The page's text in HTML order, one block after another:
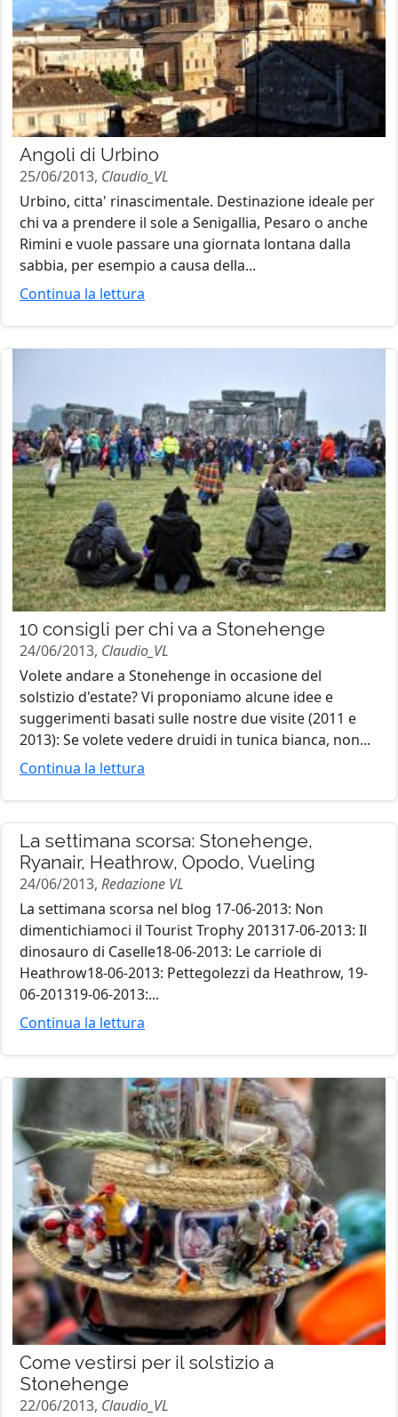
Angoli di Urbino
25/06/2013, Claudio_VL
Urbino, citta' rinascimentale. Destinazione ideale per
chi va a prendere il sole a Senigallia, Pesaro o anche
Rimini e vuole passare una giornata lontana dalla
sabbia, per esempio a causa della...
Continua la lettura
10 consigli per chi va a Stonehenge
24/06/2013, Claudio_VL
Volete andare a Stonehenge in occasione del
solstizio d'estate? Vi proponiamo alcune idee e
suggerimenti basati sulle nostre due visite (2011 e
2013): Se volete vedere druidi in tunica bianca, non...
Continua la lettura
La settimana scorsa: Stonehenge,
Ryanair, Heathrow, Opodo, Vueling
24/06/2013, Redazione VL
La settimana scorsa nel blog 17-06-2013: Non
dimentichiamoci il Tourist Trophy 201317-06-2013: Il
dinosauro di Caselle18-06-2013: Le carriole di
Heathrow18-06-2013: Pettegolezzi da Heathrow, 19-
06-201319-06-2013:...
Continua la lettura
Come vestirsi per il solstizio a
Stonehenge
22/06/2013, Claudio_VL